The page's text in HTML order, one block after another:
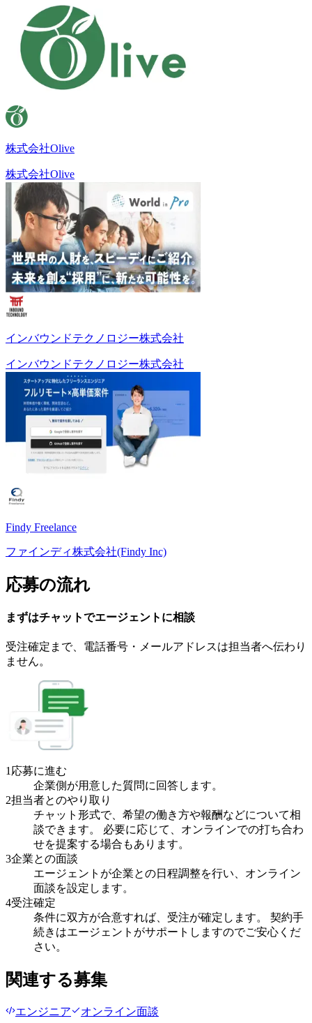
株式会社Olive
株式会社Olive
インバウンドテクノロジー株式会社
インバウンドテクノロジー株式会社
Findy Freelance
ファインディ株式会社(Findy Inc)
応募の流れ
まずはチャットでエージェント に相談
受注確定まで、 電話番号・メールアドレスは担当者へ伝わり
ません。
1 応募に進む
企業側が用意した質問に回答します。
2担当者とのやり取り
チャット形式で、希望の働き方や報酬などについて相
談できます。 必要に応じて、オンラインでの打ち合わ
せを提案する場合もあります。
3企業との面談
エージェントが企業との日程調整を行い、オンライン
面談を設定します。
4受注確定
条件に双方が合意すれば、受注が確定します。 契約手
続きはエージェントがサポートしますのでご安心くだ
さい。
関連する募集
エンジニア オンライン面談